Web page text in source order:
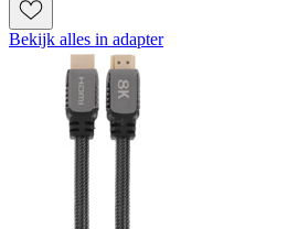
Bekijk alles in adapter